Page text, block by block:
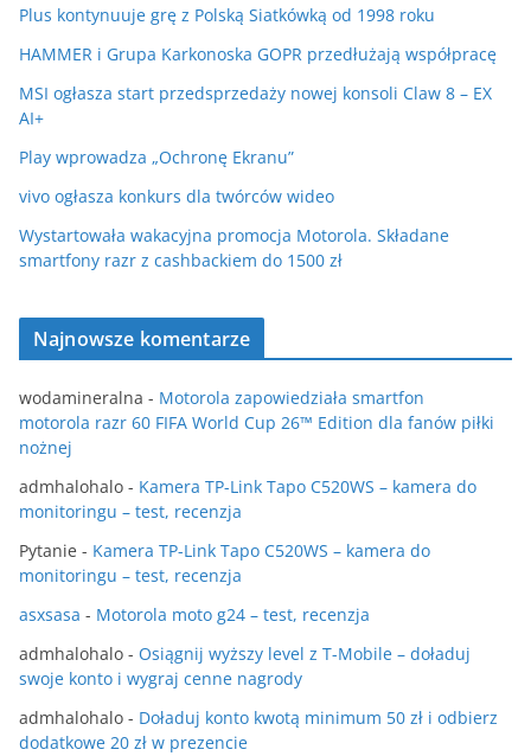
Plus kontynuuje grę z Polską Siatkówką od 1998 roku
HAMMER i Grupa Karkonoska GOPR przedłużają współpracę
MSI ogłasza start przedsprzedaży nowej konsoli Claw 8 – EX
AI+
Play wprowadza „Ochronę Ekranu”
vivo ogłasza konkurs dla twórców wideo
Wystartowała wakacyjna promocja Motorola. Składane
smartfony razr z cashbackiem do 1500 zł
Najnowsze komentarze
wodamineralna - Motorola zapowiedziała smartfon
motorola razr 60 FIFA World Cup 26™ Edition dla fanów piłki
nożnej
admhalohalo - Kamera TP-Link Tapo C520WS – kamera do
monitoringu – test, recenzja
Pytanie - Kamera TP-Link Tapo C520WS – kamera do
monitoringu – test, recenzja
asxsasa - Motorola moto g24 – test, recenzja
admhalohalo - Osiągnij wyższy level z T-Mobile – doładuj
swoje konto i wygraj cenne nagrody
admhalohalo - Doładuj konto kwotą minimum 50 zł i odbierz
dodatkowe 20 zł w prezencie